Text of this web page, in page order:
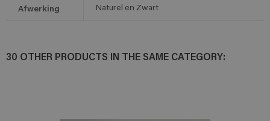
Afwerking Naturel en Zwart
30 OTHER PRODUCTS IN THE SAME CATEGORY: